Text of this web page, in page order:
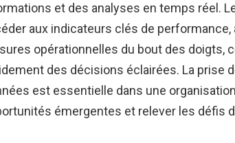
et des analyses en temps réel.
aux indicateurs clés de
opérationnelles du bout des doigts,
des décisions éclairées. La prise
est essentielle dans une
émergentes et relever les défis